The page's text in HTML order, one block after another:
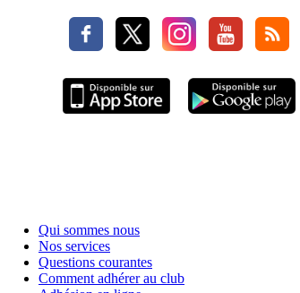
Qui sommes nous
Nos services
Questions courantes
Comment adhérer au club